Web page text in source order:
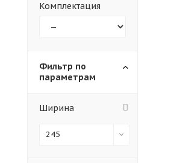
Комплектация
Фильтр по
параметрам
Ширина
245